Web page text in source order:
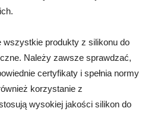
wszystkie produkty z silikonu do
Należy zawsze sprawdzać,
certyfikaty i spełnia normy
korzystanie z
wysokiej jakości silikon do